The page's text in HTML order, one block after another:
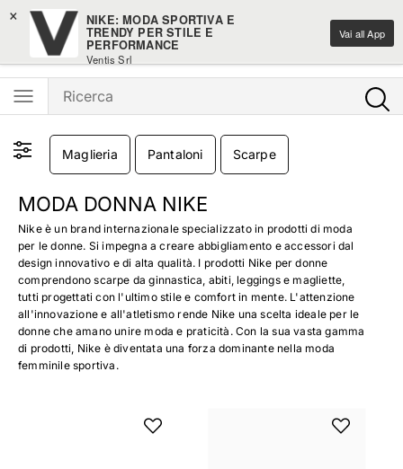
× NIKE: MODA SPORTIVA E
TRENDY PER STILE E
PERFORMANCE
Ventis Srl
Vai all App
Ventis - L'e-shopping parla italiano
Maglieria Pantaloni Scarpe
MODA DONNA NIKE
Nike è un brand internazionale specializzato in prodotti di moda
per le donne. Si impegna a creare abbigliamento e accessori dal
design innovativo e di alta qualità. I prodotti Nike per donne
comprendono scarpe da ginnastica, abiti, leggings e magliette,
tutti progettati con l'ultimo stile e comfort in mente. L'attenzione
all'innovazione e all'atletismo rende Nike una scelta ideale per le
donne che amano unire moda e praticità. Con la sua vasta gamma
di prodotti, Nike è diventata una forza dominante nella moda
femminile sportiva.